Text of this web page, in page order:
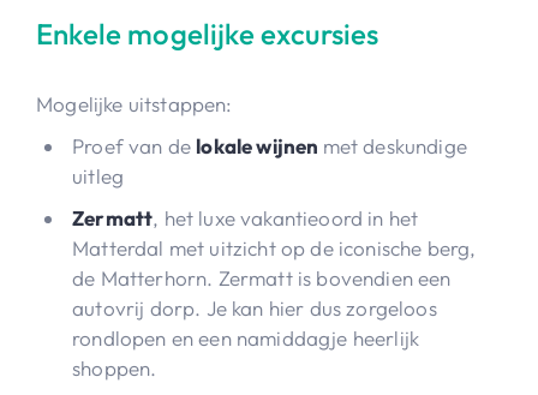
Enkele mogelijke excursies
Mogelijke uitstappen:
Proef van de lokale wijnen met deskundige
uitleg
Zermatt, het luxe vakantieoord in het
Matterdal met uitzicht op de iconische berg,
de Matterhorn. Zermatt is bovendien een
autovrij dorp. Je kan hier dus zorgeloos
rondlopen en een namiddagje heerlijk
shoppen.